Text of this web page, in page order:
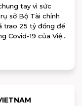
tay vì sức
trao 25 tỷ đồng để
Covid-19 của Việt